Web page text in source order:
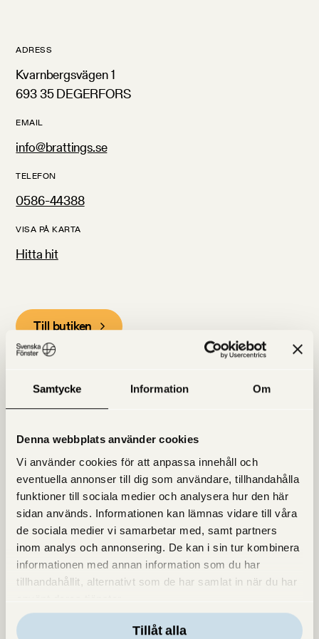
Samtycke Information Om
Denna webbplats använder cookies
Vi använder cookies för att anpassa innehåll och
eventuella annonser till dig som användare, tillhandahålla
funktioner till sociala medier och analysera hur den här
sidan används. Informationen kan lämnas vidare till våra
de sociala medier vi samarbetar med, samt partners
inom analys och annonsering. De kan i sin tur kombinera
informationen med annan information som du har
tillhandahållit, alternativt som de har samlat in när du har
Tillåt alla
ADRESS
Kvarnbergsvägen 1
693 35 DEGERFORS
EMAIL
info@brattings.se
TELEFON
0586-44388
VISA PÅ KARTA
Hitta hit
Till butiken
Hitta oss på kartan